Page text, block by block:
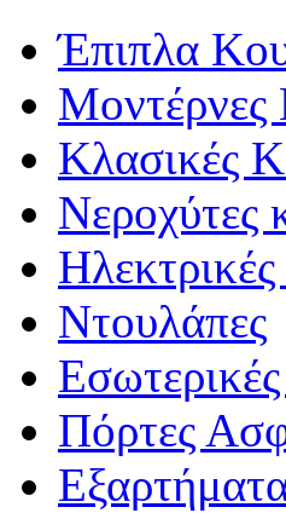
Έπιπλα
Μοντέρνες
Κλασικές
Νεροχύτες
Ντουλάπες
Πόρτες